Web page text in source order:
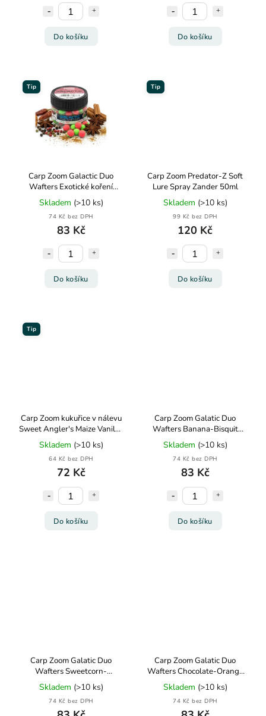
Do košíku Do košíku
Tip
Carp Zoom Galactic Duo
Wafters Exotické koření
10mm 15g
Skladem (>10 ks)
74 Kč bez DPH
83 Kč
Do košíku
Tip
Carp Zoom Predator-Z Soft
Lure Spray Zander 50ml
Skladem (>10 ks)
99 Kč bez DPH
120 Kč
Do košíku
Tip
Carp Zoom kukuřice v nálevu
Sweet Angler's Maize Vanilka
220ml 125g
Skladem (>10 ks)
64 Kč bez DPH
72 Kč
Do košíku
Carp Zoom Galatic Duo
Wafters Banana-Bisquit
10mm 15g
Skladem (>10 ks)
74 Kč bez DPH
83 Kč
Do košíku
Carp Zoom Galatic Duo
Wafters Sweetcorn-
Strawberry 10mm 15g
Skladem (>10 ks)
74 Kč bez DPH
Carp Zoom Galatic Duo
Wafters Chocolate-Orange
8mm 15g
Skladem (>10 ks)
74 Kč bez DPH